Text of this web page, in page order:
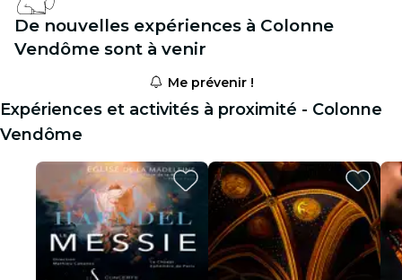
De nouvelles expériences à Colonne
Vendôme sont à venir
Me prévenir !
Expériences et activités à proximité - Colonne
Vendôme